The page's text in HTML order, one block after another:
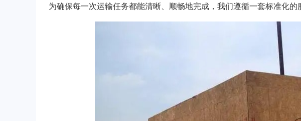
为确保每一次运输任务都能清晰、顺畅地完成，我们遵循一套标准化的